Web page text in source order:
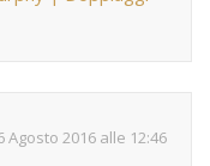
Agosto 2016 alle 12:46